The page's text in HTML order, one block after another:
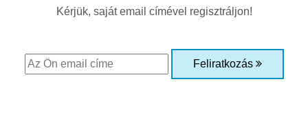
Kérjük, saját email címével regisztráljon!
Feliratkozás